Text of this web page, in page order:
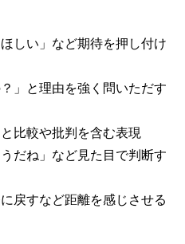
しい」など期待を押し付け
」と理由を強く問いただす
比較や批判を含む表現
だね」など見た目で判断す
戻すなど距離を感じさせる